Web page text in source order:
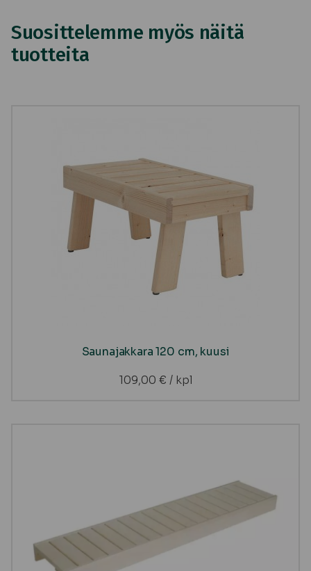
Suosittelemme myös näitä
tuotteita
Saunajakkara 120 cm, kuusi
109,00 € / kpl